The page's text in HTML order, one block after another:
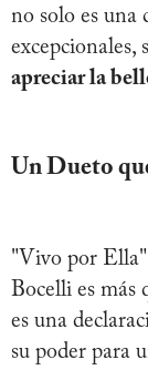
no solo es una
excepcionales,
apreciar la
Un Dueto
"Vivo por Ella"
Bocelli es más
es una
su poder para